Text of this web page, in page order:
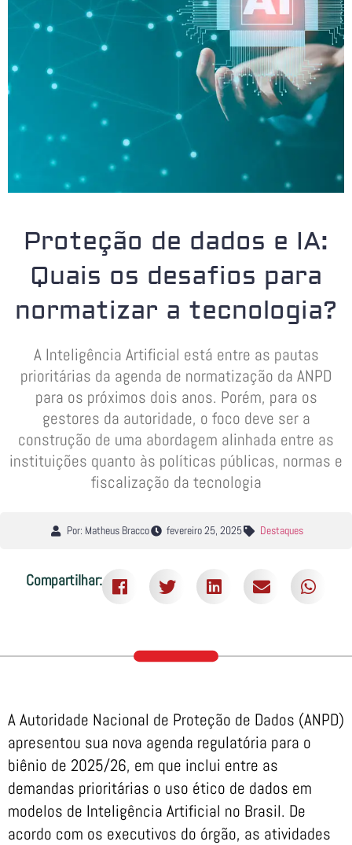
Proteção de dados e IA:
Quais os desafios para
normatizar a tecnologia?
A Inteligência Artificial está entre as pautas
prioritárias da agenda de normatização da ANPD
para os próximos dois anos. Porém, para os
gestores da autoridade, o foco deve ser a
construção de uma abordagem alinhada entre as
instituições quanto às políticas públicas, normas e
fiscalização da tecnologia
Por: Matheus Bracco fevereiro 25, 2025 Destaques
Compartilhar:
A Autoridade Nacional de Proteção de Dados (ANPD)
apresentou sua nova agenda regulatória para o
biênio de 2025/26, em que inclui entre as
demandas prioritárias o uso ético de dados em
modelos de Inteligência Artificial no Brasil. De
acordo com os executivos do órgão, as atividades